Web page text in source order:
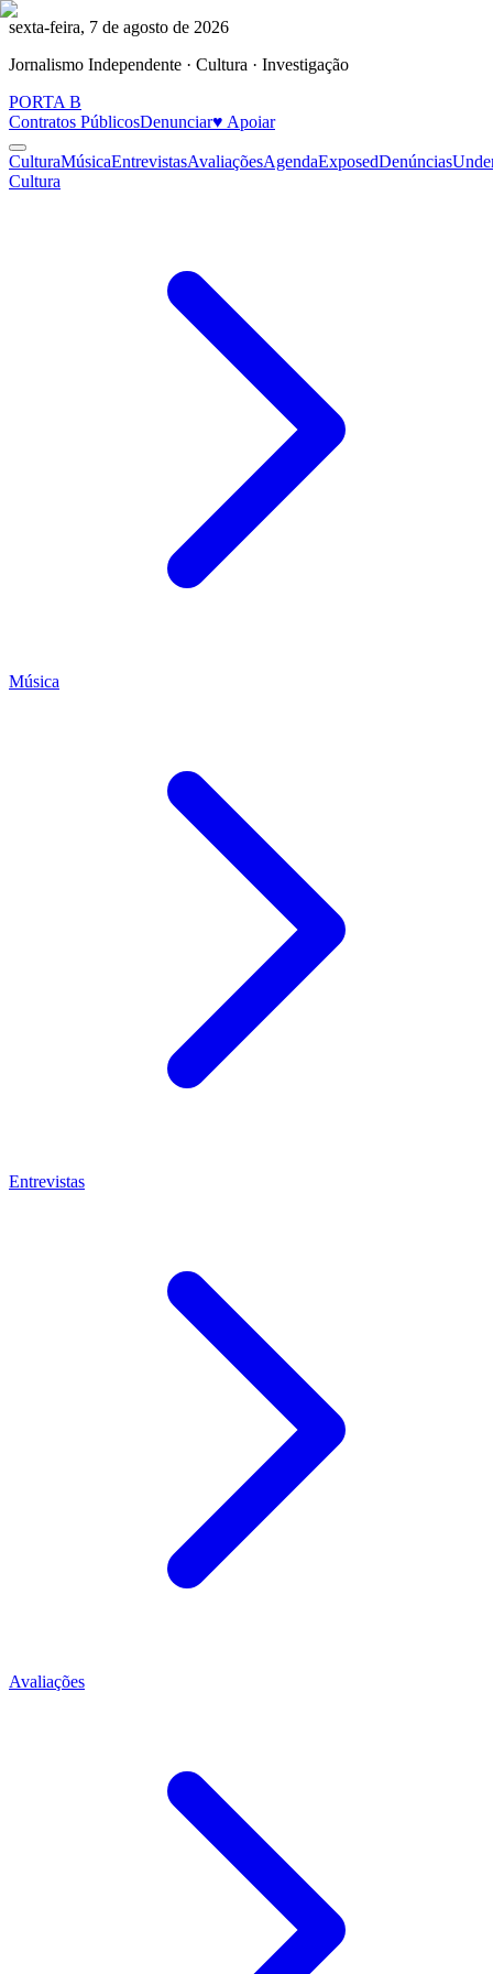
sexta-feira, 7 de agosto de 2026
Jornalismo Independente · Cultura · Investigação
PORTA B
Contratos PúblicosDenunciar♥ Apoiar
CulturaMúsicaEntrevistasAvaliaçõesAgendaExposedDenúncias
Cultura
Música
Entrevistas
Avaliações